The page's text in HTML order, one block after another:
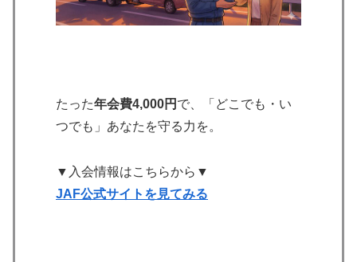
たった年会費4,000円 で、「どこでも・い
つでも」あなたを守る力を。
▼入会情報はこちらから▼
JAF公式サイトを見てみる